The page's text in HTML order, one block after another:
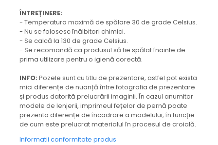
ÎNTREȚINERE:
- Temperatura maximă de spălare 30 de grade Celsius.
- Nu se folosesc înălbitori chimici.
- Se calcă la 130 de grade Celsius.
- Se recomandă ca produsul să fie spălat înainte de
prima utilizare pentru o igienă corectă.
INFO: Pozele sunt cu titlu de prezentare, astfel pot exista
mici diferențe de nuanță între fotografia de prezentare
și produs datorită prelucrării imaginii. În cazul anumitor
modele de lenjerii, imprimeul fețelor de pernă poate
prezenta diferențe de încadrare a modelului, în funcție
de cum este prelucrat materialul în procesul de croială.
Informatii conformitate produs